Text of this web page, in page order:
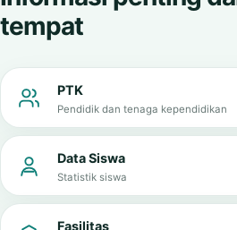
tempat
PTK
Pendidik dan tenaga kependidikan
Data Siswa
Statistik siswa
Fasilitas